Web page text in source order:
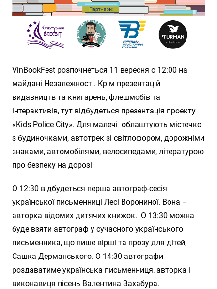
VinBookFest розпочнеться 11 вересня о 12:00 на
майдані Незалежності. Крім презентацій
видавництв та книгарень, флешмобів та
інтерактивів, тут відбудеться презентація проекту
«Kids Police City». Для малечі облаштують містечко
з будиночками, автотрек зі світлофором, дорожніми
знаками, автомобілями, велосипедами, літературою
про безпеку на дорозі.
О 12:30 відбудеться перша автограф-сесія
української письменниці Лесі Ворониної. Вона –
авторка відомих дитячих книжок. О 13:30 можна
буде взяти автограф у сучасного українського
письменника, що пише вірші та прозу для дітей,
Сашка Дерманського. О 14:30 автографи
роздаватиме українська письменниця, авторка і
виконавиця пісень Валентина Захабура.